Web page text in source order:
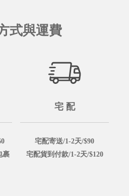
式與運費
裹
宅 配
宅配寄送/1-2天/$90
宅配貨到付款/1-2天/$120